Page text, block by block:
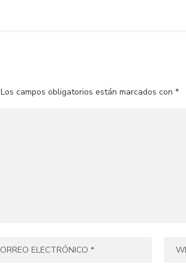
Los campos obligatorios están marcados con*